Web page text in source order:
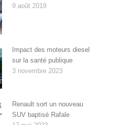
9 août 2019
Impact des moteurs diesel
sur la santé publique
3 novembre 2023
Renault sort un nouveau
SUV baptisé Rafale